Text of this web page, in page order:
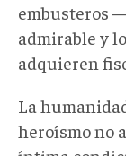
embusteros
admirable y
adquieren
La
heroísmo no